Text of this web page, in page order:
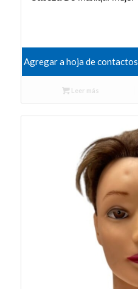
Agregar a hoja de contactos
Leer más